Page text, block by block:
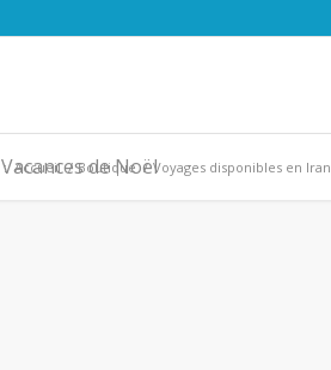
de Noël
: Accueil / Boutique / Voyages disponibles en Iran